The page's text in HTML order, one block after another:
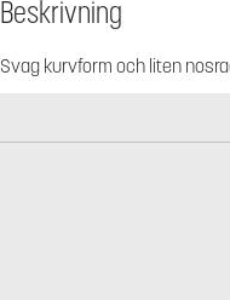
Beskrivning
Svag kurvform och liten